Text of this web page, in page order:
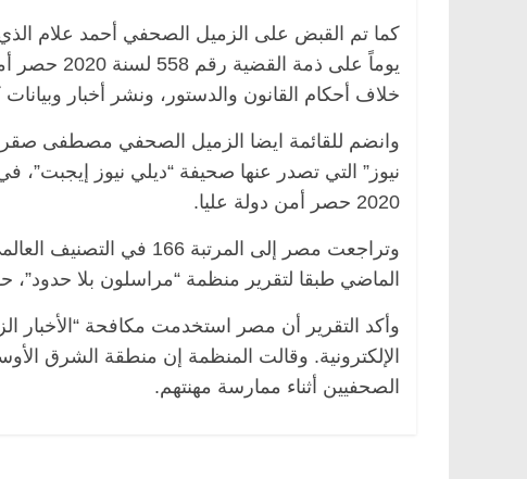
يوماً على
خلاف أحكام القانون والدستور، ونشر أخبار
وانضم للقائمة ايضا الزميل الصحفي مصطفى
2020 حصر أمن دولة عليا.
الماضي طبقا لتقرير منظمة “مراسلون بلا حدود”،
وأكد التقرير أن مصر استخدمت مكافحة “الأخبار
الإلكترونية. وقالت المنظمة إن منطقة الشرق
الصحفيين أثناء ممارسة مهنتهم.